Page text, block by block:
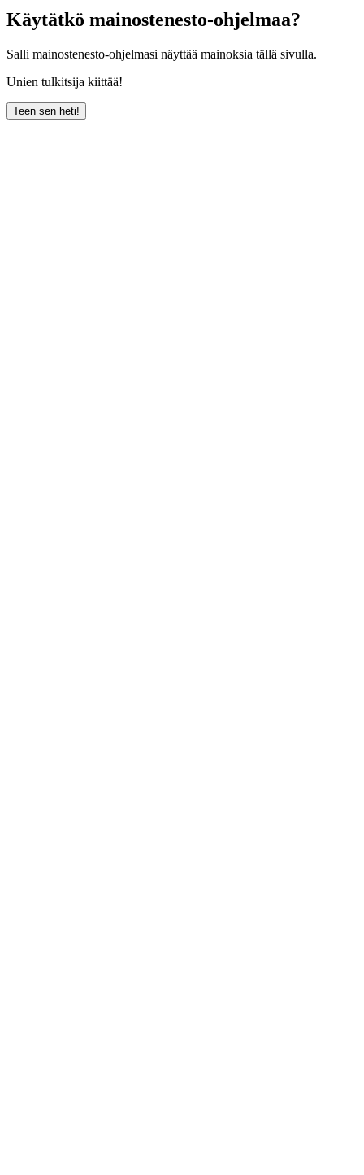
Käytätkö mainostenesto-ohjelmaa?
Salli mainostenesto-ohjelmasi näyttää mainoksia tällä sivulla.
Unien tulkitsija kiittää!
Teen sen heti!